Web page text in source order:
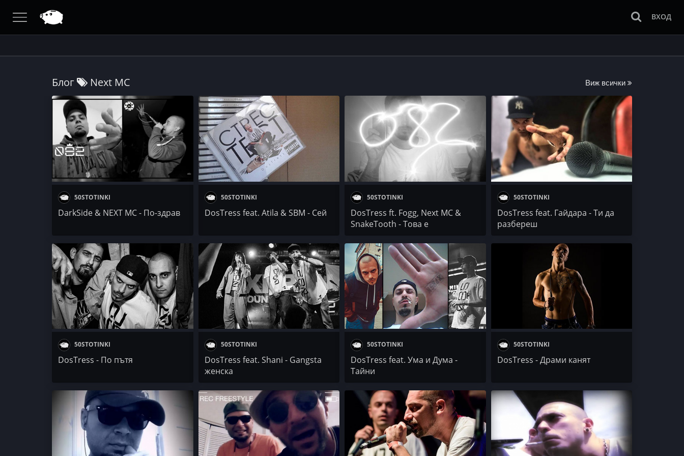
ВХОД
Блог Next MC Виж всички
50STOTINKI
DarkSide & NEXT MC - По-здрав
50STOTINKI
DosTress fеаt. Atila & SBM - Сей
50STOTINKI
DosTress ft. Fogg, Next MC &
SnakeTooth - Това е
50STOTINKI
DosTress feat. Гайдара - Ти да
разбереш
50STOTINKI
DosTress - По пътя
50STOTINKI
DosTress fеаt. Shani - Gangsta
женска
50STOTINKI
DosTress fеаt. Ума и Дума -
Тайни
50STOTINKI
DosTress - Драми канят